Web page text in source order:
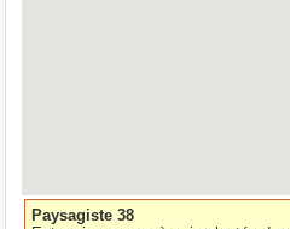
Paysagiste 38